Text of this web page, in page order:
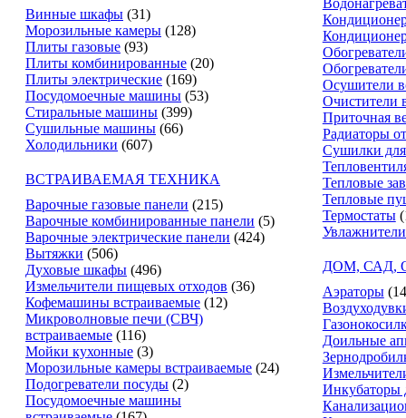
Винные шкафы (31)
Морозильные камеры (128)
Плиты газовые (93)
Плиты комбинированные (20)
Плиты электрические (169)
Посудомоечные машины (53)
Стиральные машины (399)
Сушильные машины (66)
Холодильники (607)
ВСТРАИВАЕМАЯ ТЕХНИКА
Варочные газовые панели (215)
Варочные комбинированные панели (5)
Варочные электрические панели (424)
Вытяжки (506)
Духовые шкафы (496)
Измельчители пищевых отходов (36)
Кофемашины встраиваемые (12)
Микроволновые печи (СВЧ)
встраиваемые (116)
Мойки кухонные (3)
Морозильные камеры встраиваемые (24)
Подогреватели посуды (2)
Посудомоечные машины
Осушители
Очистители
Приточная
Радиаторы
Сушилки
Тепловые
Тепловые
Термостаты
ДОМ, САД,
Аэраторы
Доильные
Инкубаторы